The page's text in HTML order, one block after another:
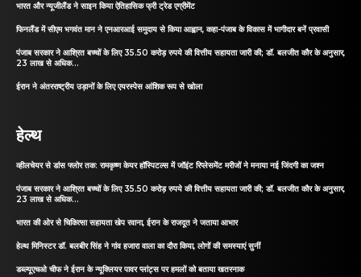
भारत और न्यूजीलैंड ने साइन किया ऐतिहासिक फ्री ट्रेड एग्रीमेंट
फिनलैंड में सीएम भगवंत मान ने एनआरआई समुदाय से किया आह्वान, कहा-पंजाब के विकास में भागीदार बनें प्रवासी
पंजाब सरकार ने आश्रित बच्चों के लिए 35.50 करोड़ रुपये की वित्तीय सहायता जारी की; डॉ. बलजीत कौर के अनुसार,
23 लाख से अधिक...
ईरान ने अंतरराष्ट्रीय उड़ानों के लिए एयरस्पेस आंशिक रूप से खोला
हेल्थ
व्हीलचेयर से डांस फ्लोर तक: रामकृष्ण केयर हॉस्पिटल्स में जॉइंट रिप्लेसमेंट मरीजों ने मनाया नई जिंदगी का जश्न
पंजाब सरकार ने आश्रित बच्चों के लिए 35.50 करोड़ रुपये की वित्तीय सहायता जारी की; डॉ. बलजीत कौर के अनुसार,
23 लाख से अधिक...
भारत की ओर से चिकित्सा सहायता खेप रवाना, ईरान के राजदूत ने जताया आभार
हेल्थ मिनिस्टर डॉ. बलबीर सिंह ने गांव हजारा वाला का दौरा किया, लोगों की समस्याएं सुनीं
डब्ल्यूएचओ चीफ ने ईरान के न्यूक्लियर पावर प्लांट्स पर हमलों को बताया खतरनाक